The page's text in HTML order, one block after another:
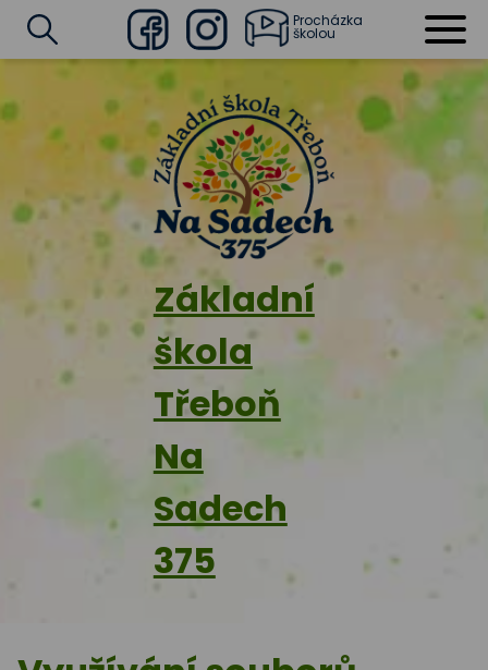
Základní
škola
Třeboň
Na
Sadech
375
FacebookInstagram
Procházka
školou